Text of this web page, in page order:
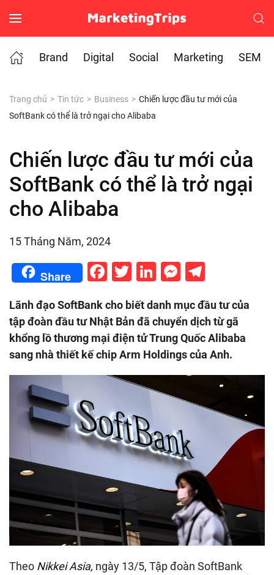
Skip to main content
Brand
Digital Social Marketing SEM
Trang chủ Tin tức Business
Chiến lược đầu tư mới của
SoftBank có thể là trở ngại cho Alibaba
Chiến lược đầu tư mới của
SoftBank có thể là trở ngại
cho Alibaba
15 Tháng Năm, 2024
Share Facebook
Twitter
LinkedIn
Lãnh đạo SoftBank cho biết danh mục đầu tư của
tập đoàn đầu tư Nhật Bản đã chuyển dịch từ gã
khổng lồ thương mại điện tử Trung Quốc Alibaba
sang nhà thiết kế chip Arm Holdings của Anh.
Theo Nikkei Asia, ngày 13/5, Tập đoàn SoftBank